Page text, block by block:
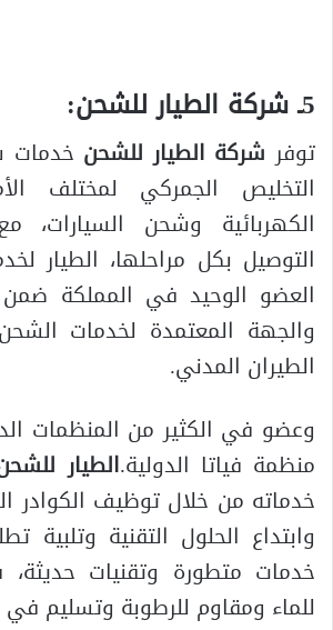
5ـ شركة الطيار للشحن:
توفر شركة الطيار للشحن خدمات
التخليص الجمركي لمختلف
الكهربائية وشحن السيارات،
التوصيل بكل مراحلها، الطيار
والجهة المعتمدة لخدمات
الطيران المدني.
وعضو في الكثير من المنظمات
منظمة فياتا الدولية.الطيار
خدماته من خلال توظيف الكوادر
وابتداع الحلول التقنية وتلبية
خدمات متطورة وتقنيات
للماء ومقاوم للرطوبة وتسليم